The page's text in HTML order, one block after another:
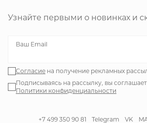
Узнайте первыми о новинках и
Ваш Email
Согласие на получение рекламных
Подписываясь на рассылку, вы
Политики конфиденциальности
+7 499 350 90 81 Telegram VK